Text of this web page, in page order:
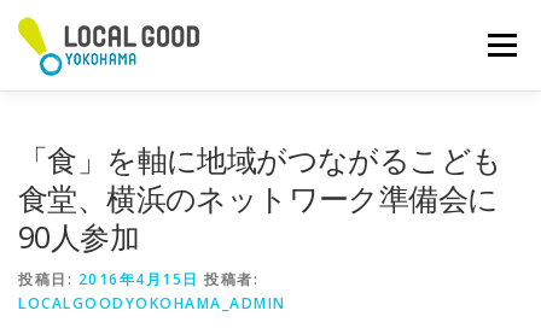
メニュー
「食」を軸に地域がつながるこども
食堂、横浜のネットワーク準備会に
90人参加
投稿日: 2016年4月15日 投稿者:
LOCALGOODYOKOHAMA_ADMIN